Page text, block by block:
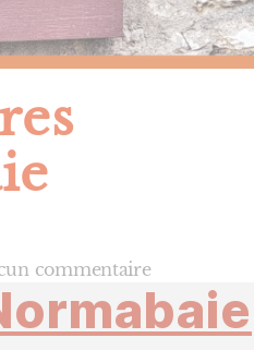
commentairesur
14
–